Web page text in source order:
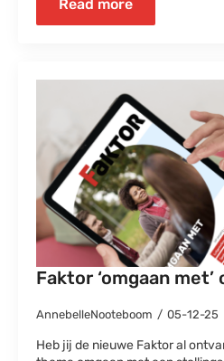
Read more
Faktor ‘omgaan met’
AnnebelleNooteboom 05-12-25
Heb jij de nieuwe Faktor al